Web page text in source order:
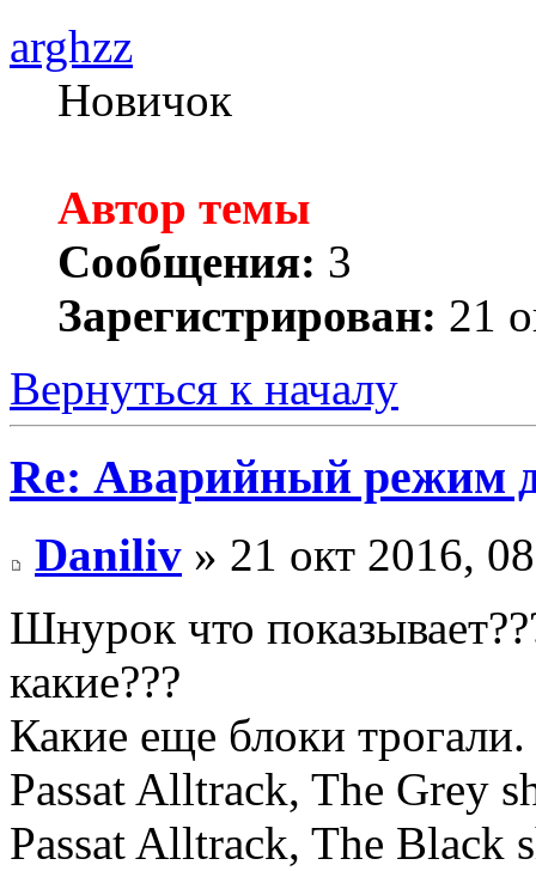
arghzz
Новичок
Автор темы
Сообщения: 3
Зарегистрирован: 21
Вернуться к началу
Re: Аварийный режим
Daniliv » 21 окт 2016,
Шнурок что
какие???
Какие еще блоки трогали.
Passat Alltrack, The Grey
Passat Alltrack, The Black